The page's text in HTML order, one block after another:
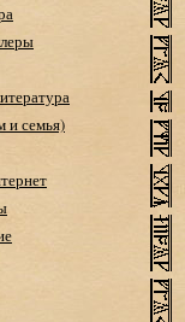
и семья)